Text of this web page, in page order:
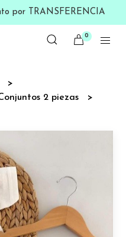
por TRANSFERENCIA
0
2 piezas